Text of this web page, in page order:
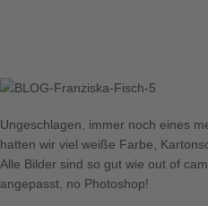
Ungeschlagen, immer noch eines
hatten wir viel weiße Farbe,
Alle Bilder sind so gut wie out of
angepasst, no Photoshop!